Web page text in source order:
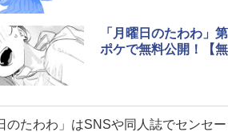
「月曜日のたわわ」
ポケで無料公開！【無
たわわ」はSNSや同人誌でセンセ